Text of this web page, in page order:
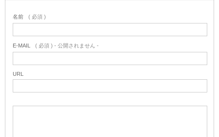
名前 ( 必須 )
E-MAIL ( 必須 ) - 公開されません -
URL